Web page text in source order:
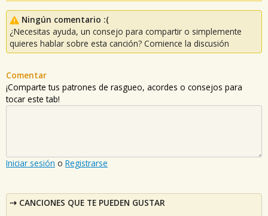
Ningún comentario :(
¿Necesitas ayuda, un consejo para compartir o simplemente
quieres hablar sobre esta canción? Comience la discusión
Comentar
¡Comparte tus patrones de rasgueo, acordes o consejos para
tocar este tab!
Iniciar sesión o Registrarse
CANCIONES QUE TE PUEDEN GUSTAR